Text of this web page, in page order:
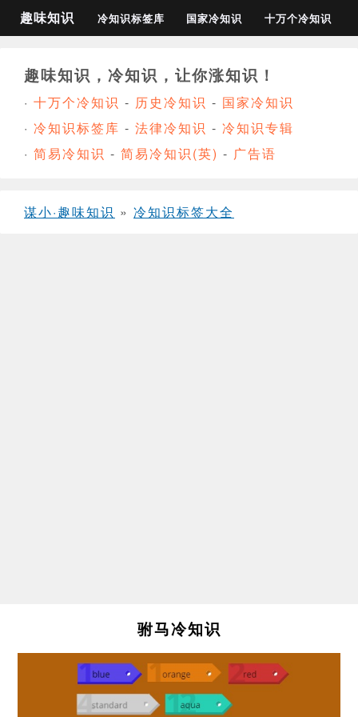
趣味知识 冷知识标签库 国家冷知识 十万个冷知识
趣味知识，冷知识，让你涨知识！
· 十万个冷知识 - 历史冷知识 - 国家冷知识
· 冷知识标签库 - 法律冷知识 - 冷知识专辑
· 简易冷知识 - 简易冷知识(英) - 广告语
谋小·趣味知识 » 冷知识标签大全
驸马冷知识